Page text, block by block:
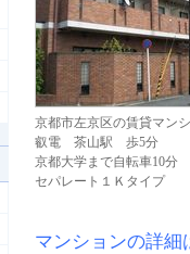
京都市左京区の賃貸マン
叡電 茶山駅 歩5分
京都大学まで自転車10分
セパレート１Ｋタイプ
マンションの詳細